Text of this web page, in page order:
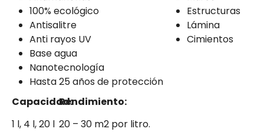
100% ecológico
Antisalitre
Anti rayos UV
Base agua
Nanotecnología
Hasta 25 años de protección
Estructuras
Lámina
Cimientos
Capacidad:
1 l, 4 l, 20 l
Rendimiento:
20 – 30 m2 por litro.